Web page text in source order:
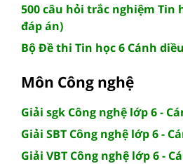
500 câu hỏi trắc nghiệm Tin
đáp án)
Bộ Đề thi Tin học 6 Cánh
Môn Công nghệ
Giải sgk Công nghệ lớp 6 -
Giải SBT Công nghệ lớp 6 -
Giải VBT Công nghệ lớp 6 -